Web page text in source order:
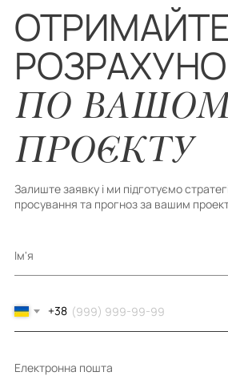
Залиште заявку і ми підготуємо
просування та прогноз за вашим
ОТРИМАЙТЕ
ПО
ПРОЄКТУ
Ім'я
+38
Електронна пошта